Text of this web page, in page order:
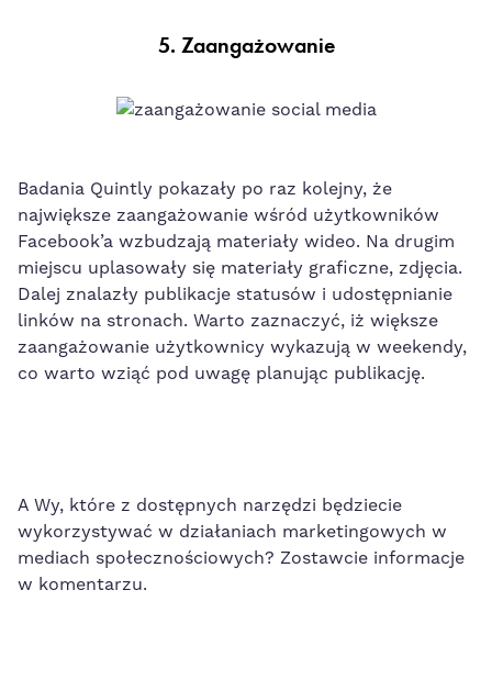
5. Zaangażowanie
Badania Quintly pokazały po raz kolejny, że
największe zaangażowanie wśród użytkowników
Facebook’a wzbudzają materiały wideo. Na drugim
miejscu uplasowały się materiały graficzne, zdjęcia.
Dalej znalazły publikacje statusów i udostępnianie
linków na stronach. Warto zaznaczyć, iż większe
zaangażowanie użytkownicy wykazują w weekendy,
co warto wziąć pod uwagę planując publikację.
A Wy, które z dostępnych narzędzi będziecie
wykorzystywać w działaniach marketingowych w
mediach społecznościowych? Zostawcie informacje
w komentarzu.